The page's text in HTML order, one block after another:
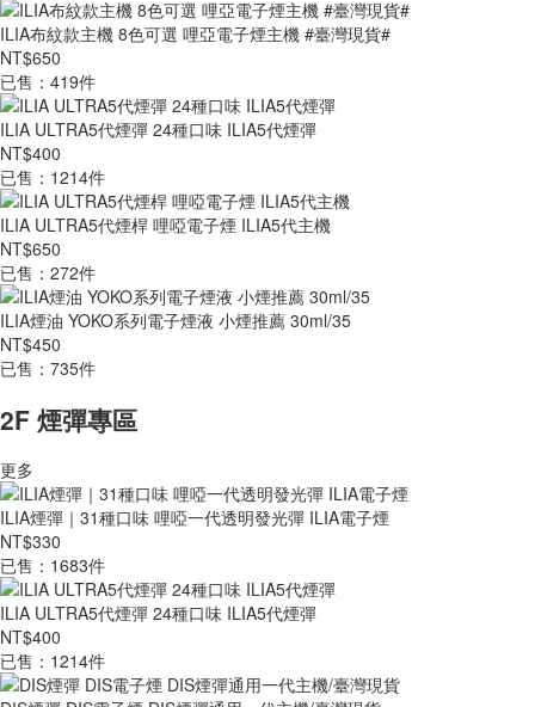
ILIA布紋款主機 8色可選 哩亞電子煙主機 #臺灣現貨#
NT$650
已售：419件
ILIA ULTRA5代煙彈 24種口味 ILIA5代煙彈
NT$400
已售：1214件
ILIA ULTRA5代煙桿 哩啞電子煙 ILIA5代主機
NT$650
已售：272件
ILIA煙油 YOKO系列電子煙液 小煙推薦 30ml/35
NT$450
已售：735件
2F 煙彈專區
更多
ILIA煙彈｜31種口味 哩啞一代透明發光彈 ILIA電子煙
NT$330
已售：1683件
ILIA ULTRA5代煙彈 24種口味 ILIA5代煙彈
NT$400
已售：1214件